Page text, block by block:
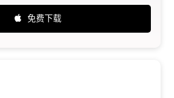
免费下载